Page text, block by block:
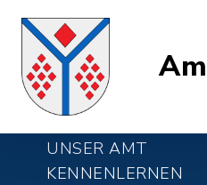
UNSER AMT
KENNENLERNEN